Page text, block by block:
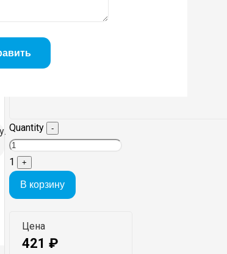
Quantity -
1 +
В корзину
Цена
421 ₽